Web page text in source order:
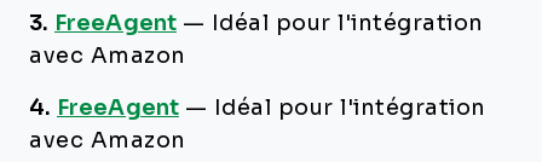
3. FreeAgent —
Idéal pour l'intégration
avec Amazon
4. FreeAgent —
Idéal pour l'intégration
avec Amazon